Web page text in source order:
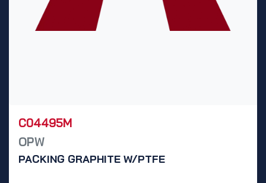
C04495M
OPW
PACKING GRAPHITE W/PTFE